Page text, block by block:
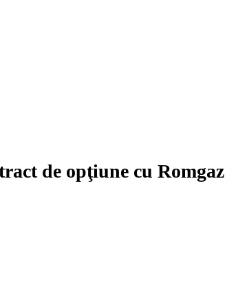
de opţiune cu